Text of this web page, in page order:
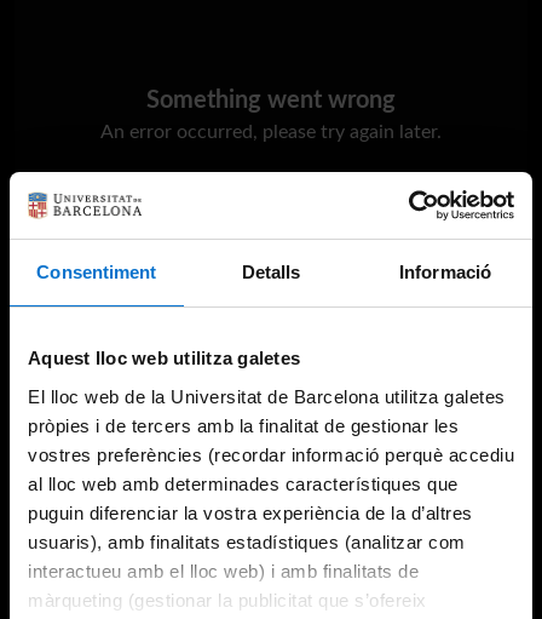
Consentiment Detalls Informació
Aquest lloc web utilitza galetes
El lloc web de la Universitat de Barcelona utilitza galetes
pròpies i de tercers amb la finalitat de gestionar les
vostres preferències (recordar informació perquè accediu
al lloc web amb determinades característiques que
puguin diferenciar la vostra experiència de la d’altres
usuaris), amb finalitats estadístiques (analitzar com
interactueu amb el lloc web) i amb finalitats de
màrqueting (gestionar la publicitat que s’ofereix
Something went wrong
An error occurred, please try again later.
Try again